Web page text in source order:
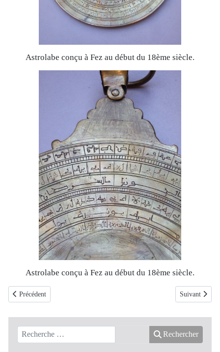
Astrolabe conçu à Fez au début du 18ème siècle.
Astrolabe conçu à Fez au début du 18ème siècle.
Article précédent : ROSTRE de NARVAL d'époque Renaissance
Précédent Article
Suivant
Rechercher